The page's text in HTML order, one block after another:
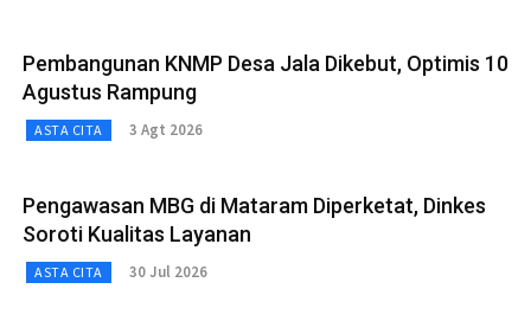
Pembangunan KNMP Desa Jala Dikebut, Optimis 10
Agustus Rampung
ASTA CITA 3 Agt 2026
Pengawasan MBG di Mataram Diperketat, Dinkes
Soroti Kualitas Layanan
ASTA CITA 30 Jul 2026